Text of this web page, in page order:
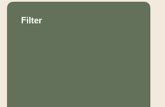
Filter